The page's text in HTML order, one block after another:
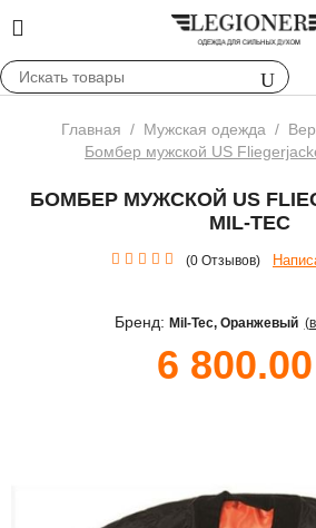
Главная / Мужская одежда /
Бомбер мужской US
БОМБЕР МУЖСКОЙ US
MIL-TEC
(0 Отзывов)
Бренд: Mil-Tec, Оранжевый
6 800.00